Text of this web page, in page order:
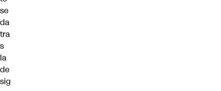
se
da
tra
s
la
de
sig